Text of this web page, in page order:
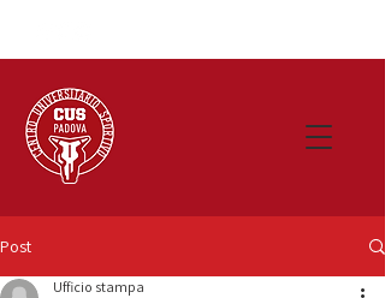
Post
Ufficio stampa